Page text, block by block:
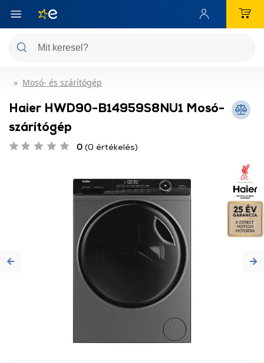
Mosó- és szárítógép
Haier HWD90-B14959S8NU1 Mosó-
szárítógép
0 (0 értékelés)
Previous